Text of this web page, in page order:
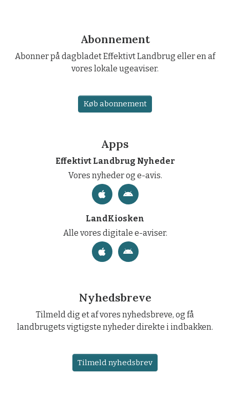
Abonnement
Abonner på dagbladet Effektivt Landbrug eller en af
vores lokale ugeaviser.
Køb abonnement
Apps
Effektivt Landbrug Nyheder
Vores nyheder og e-avis.
LandKiosken
Alle vores digitale e-aviser.
Nyhedsbreve
Tilmeld dig et af vores nyhedsbreve, og få
landbrugets vigtigste nyheder direkte i indbakken.
Tilmeld nyhedsbrev